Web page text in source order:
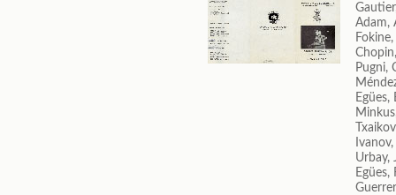
Adam,
Pugni,
Egües,
Urbay,
Egües,